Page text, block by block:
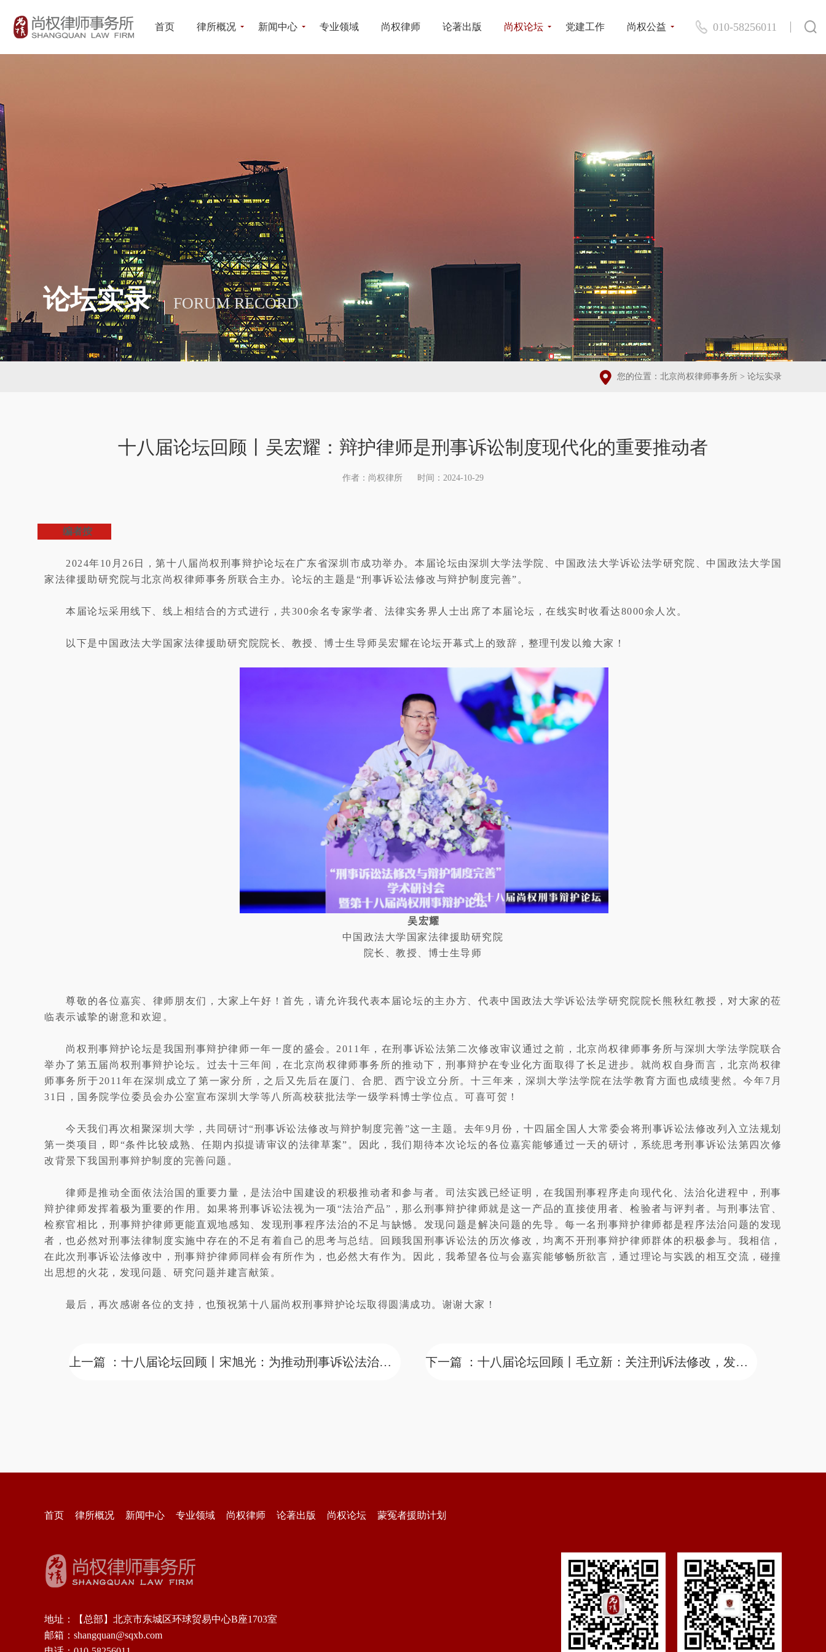
首页 律所概况 新闻中心 专业领域 尚权律师 论著出版 尚权论坛 党建工作 尚权公益 010-58256011
论坛实录 FORUM RECORD
您的位置： 北京尚权律师事务所 > 论坛实录
十八届论坛回顾丨吴宏耀：辩护律师是刑事诉讼制度现代化的重要推动者
作者：尚权律所 时间：2024-10-29
编者按
2024年10月26日，第十八届尚权刑事辩护论坛在广东省深圳市成功举办。本届论坛由深圳大学法学院、中国政法大学诉讼法学研究院、中国政法大学国
家法律援助研究院与北京尚权律师事务所联合主办。论坛的主题是“刑事诉讼法修改与辩护制度完善”。
本届论坛采用线下、线上相结合的方式进行，共300余名专家学者、法律实务界人士出席了本届论坛，在线实时收看达8000余人次。
以下是中国政法大学国家法律援助研究院院长、教授、博士生导师吴宏耀在论坛开幕式上的致辞，整理刊发以飨大家！
吴宏耀
中国政法大学国家法律援助研究院
院长、教授、博士生导师
尊敬的各位嘉宾、律师朋友们，大家上午好！首先，请允许我代表本届论坛的主办方、代表中国政法大学诉讼法学研究院院长熊秋红教授，对大家的莅
临表示诚挚的谢意和欢迎。
尚权刑事辩护论坛是我国刑事辩护律师一年一度的盛会。2011年，在刑事诉讼法第二次修改审议通过之前，北京尚权律师事务所与深圳大学法学院联合
举办了第五届尚权刑事辩护论坛。过去十三年间，在北京尚权律师事务所的推动下，刑事辩护在专业化方面取得了长足进步。就尚权自身而言，北京尚权律
师事务所于2011年在深圳成立了第一家分所，之后又先后在厦门、合肥、西宁设立分所。十三年来，深圳大学法学院在法学教育方面也成绩斐然。今年7月
31日，国务院学位委员会办公室宣布深圳大学等八所高校获批法学一级学科博士学位点。可喜可贺！
今天我们再次相聚深圳大学，共同研讨“刑事诉讼法修改与辩护制度完善”这一主题。去年9月份，十四届全国人大常委会将刑事诉讼法修改列入立法规划
第一类项目，即“条件比较成熟、任期内拟提请审议的法律草案”。因此，我们期待本次论坛的各位嘉宾能够通过一天的研讨，系统思考刑事诉讼法第四次修
改背景下我国刑事辩护制度的完善问题。
律师是推动全面依法治国的重要力量，是法治中国建设的积极推动者和参与者。司法实践已经证明，在我国刑事程序走向现代化、法治化进程中，刑事
辩护律师发挥着极为重要的作用。如果将刑事诉讼法视为一项“法治产品”，那么刑事辩护律师就是这一产品的直接使用者、检验者与评判者。与刑事法官、
检察官相比，刑事辩护律师更能直观地感知、发现刑事程序法治的不足与缺憾。发现问题是解决问题的先导。每一名刑事辩护律师都是程序法治问题的发现
者，也必然对刑事法律制度实施中存在的不足有着自己的思考与总结。回顾我国刑事诉讼法的历次修改，均离不开刑事辩护律师群体的积极参与。我相信，
在此次刑事诉讼法修改中，刑事辩护律师同样会有所作为，也必然大有作为。因此，我希望各位与会嘉宾能够畅所欲言，通过理论与实践的相互交流，碰撞
出思想的火花，发现问题、研究问题并建言献策。
最后，再次感谢各位的支持，也预祝第十八届尚权刑事辩护论坛取得圆满成功。谢谢大家！
上一篇 ：十八届论坛回顾丨宋旭光：为推动刑事诉讼法治现代化贡献深圳力量 下一篇 ：十八届论坛回顾丨毛立新：关注刑诉法修改，发出刑辩律师的声音
首页 律所概况 新闻中心 专业领域 尚权律师 论著出版 尚权论坛 蒙冤者援助计划
地址：【总部】北京市东城区环球贸易中心B座1703室
邮箱：shangquan@sqxb.com